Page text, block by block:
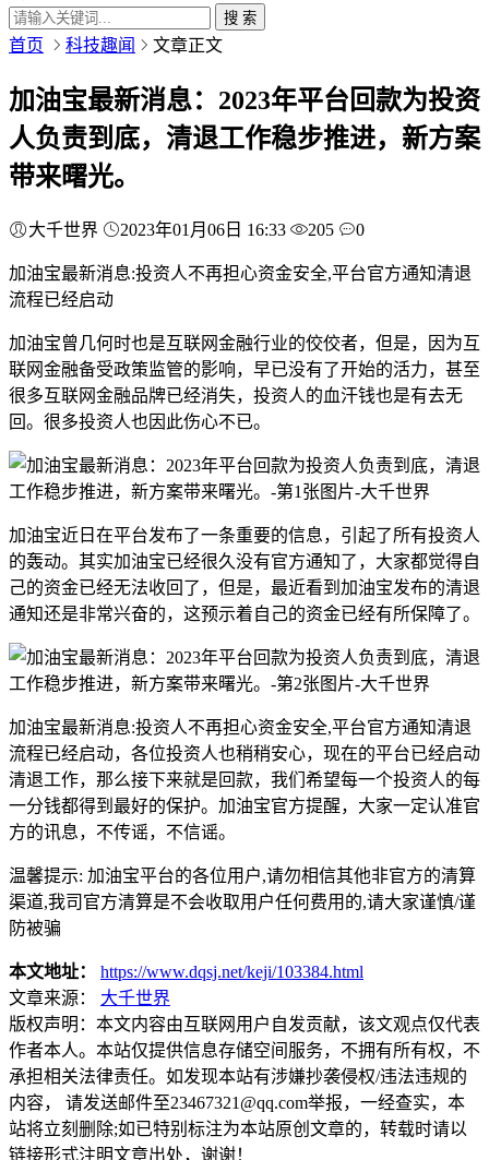
搜 索
首页 科技趣闻 文章正文
加油宝最新消息：2023年平台回款为投资
人负责到底，清退工作稳步推进，新方案
带来曙光。
大千世界 2023年01月06日 16:33 205 0
加油宝最新消息:投资人不再担心资金安全,平台官方通知清退
流程已经启动
加油宝曾几何时也是互联网金融行业的佼佼者，但是，因为互
联网金融备受政策监管的影响，早已没有了开始的活力，甚至
很多互联网金融品牌已经消失，投资人的血汗钱也是有去无
回。很多投资人也因此伤心不已。
加油宝近日在平台发布了一条重要的信息，引起了所有投资人
的轰动。其实加油宝已经很久没有官方通知了，大家都觉得自
己的资金已经无法收回了，但是，最近看到加油宝发布的清退
通知还是非常兴奋的，这预示着自己的资金已经有所保障了。
加油宝最新消息:投资人不再担心资金安全,平台官方通知清退
流程已经启动，各位投资人也稍稍安心，现在的平台已经启动
清退工作，那么接下来就是回款，我们希望每一个投资人的每
一分钱都得到最好的保护。加油宝官方提醒，大家一定认准官
方的讯息，不传谣，不信谣。
温馨提示: 加油宝平台的各位用户,请勿相信其他非官方的清算
渠道,我司官方清算是不会收取用户任何费用的,请大家谨慎/谨
防被骗
本文地址：
https://www.dqsj.net/keji/103384.html
文章来源：
大千世界
版权声明： 本文内容由互联网用户自发贡献，该文观点仅代表
作者本人。本站仅提供信息存储空间服务，不拥有所有权，不
承担相关法律责任。如发现本站有涉嫌抄袭侵权/违法违规的
内容， 请发送邮件至23467321@qq.com举报，一经查实，本
站将立刻删除;如已特别标注为本站原创文章的，转载时请以
链接形式注明文章出处，谢谢！